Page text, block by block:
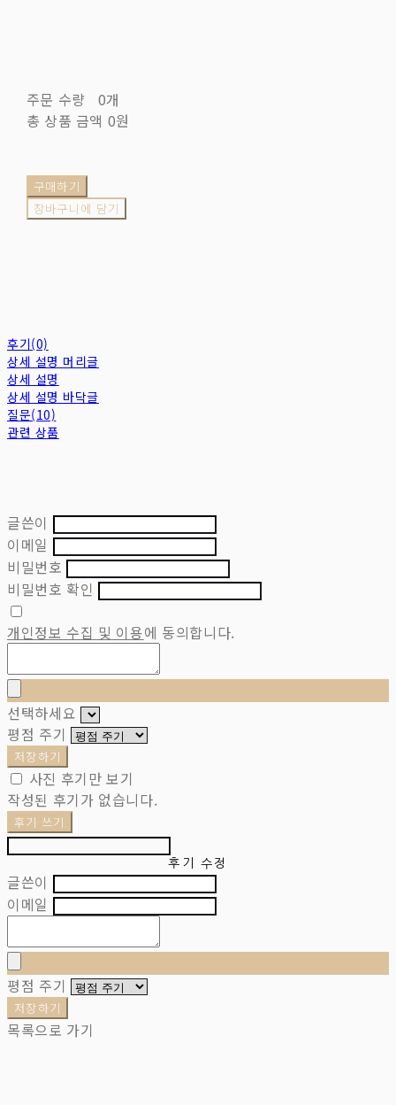
주문 수량
0개
총 상품 금액 0원
구매하기
장바구니에 담기
후기(0)
상세 설명 머리글
상세 설명
상세 설명 바닥글
질문(10)
관련 상품
글쓴이
이메일
비밀번호
비밀번호 확인
개인정보 수집 및 이용에 동의합니다.
선택하세요
평점 주기
저장하기
사진 후기만 보기
작성된 후기가 없습니다.
후기 쓰기
후기 수정
글쓴이
이메일
평점 주기
저장하기
목록으로 가기